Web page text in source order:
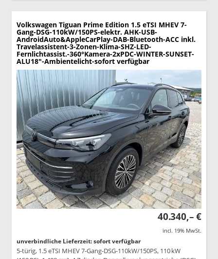
Volkswagen Tiguan Prime Edition 1.5 eTSI MHEV 7-
Gang-DSG-110kW/150PS-elektr. AHK-USB-
AndroidAuto&AppleCarPlay-DAB-Bluetooth-ACC inkl.
Travelassistent-3-Zonen-Klima-SHZ-LED-
Fernlichtassist.-360°Kamera-2xPDC-WINTER-SUNSET-
ALU18"-Ambientelicht-sofort verfügbar
40.340,– €
incl. 19% MwSt.
unverbindliche Lieferzeit: sofort verfügbar
5-türig, 1.5 eTSI MHEV 7-Gang-DSG-110kW/150PS, 110 kW